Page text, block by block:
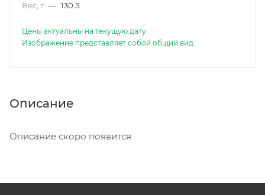
Вес, г — 130.5
Цены актуальны на текущую дату.
Изображение представляет собой общий вид.
Описание
Описание скоро появится